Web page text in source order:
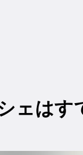
ェはす